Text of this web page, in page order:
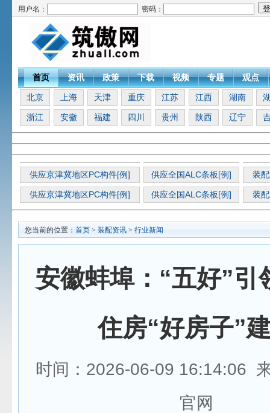
用户名： 密码：
首页 资讯 政策 下载 视频 专题 观点
北京 上海 天津 重庆 江苏 江西 湖南
浙江 安徽 福建 四川 贵州 陕西 辽宁
供应京津冀地区PC构件[例] 供应全国ALC条板[例] 装
供应京津冀地区PC构件[例] 供应全国ALC条板[例] 装
您当前的位置： 首页 > 装配资讯 > 行业新闻
安徽蚌埠：“五好”引
住房“好房子”
时间：2026-06-09 16:14:06
官网